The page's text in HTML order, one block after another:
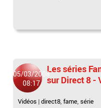
05/03/2008
08:17
Les séries
sur Direct 8 -
Vidéos |direct8,fame,série